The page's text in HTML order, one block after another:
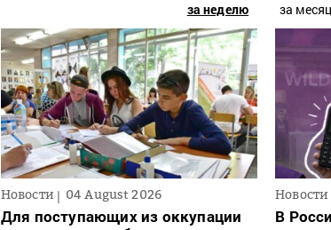
за неделю за месяц
Новости 04 August 2026
Для поступающих из оккупации
Новости
В